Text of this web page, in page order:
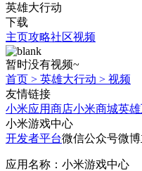
英雄大行动
下载
主页攻略社区视频
暂时没有视频~
首页 > 英雄大行动 > 视频
友情链接
小米应用商店小米商城英
小米游戏中心
开发者平台微信公众号微
应用名称：小米游戏中心